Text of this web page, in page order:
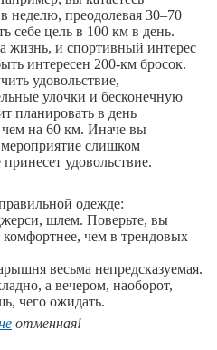
неделю, преодолевая 30–70
себе цель в 100 км в день.
жизнь, и спортивный интерес
интересен 200-км бросок.
удовольствие,
улочки и бесконечную
планировать в день
чем на 60 км. Иначе вы
слишком
удовольствие.
одежде:
шлем. Поверьте, вы
комфортнее, чем в трендовых
весьма непредсказуемая.
а вечером, наоборот,
чего ожидать.
отменная!